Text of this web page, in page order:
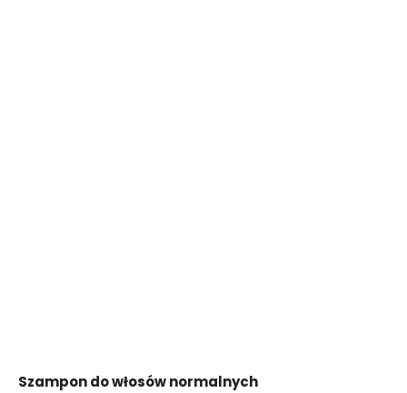
Szampon do włosów normalnych